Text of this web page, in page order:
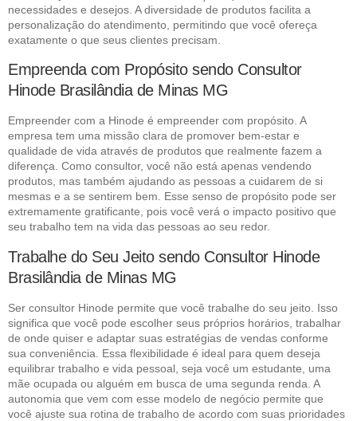
necessidades e desejos. A diversidade de produtos facilita a
personalização do atendimento, permitindo que você ofereça
exatamente o que seus clientes precisam.
Empreenda com Propósito sendo Consultor
Hinode Brasilândia de Minas MG
Empreender com a Hinode é empreender com propósito. A
empresa tem uma missão clara de promover bem-estar e
qualidade de vida através de produtos que realmente fazem a
diferença. Como consultor, você não está apenas vendendo
produtos, mas também ajudando as pessoas a cuidarem de si
mesmas e a se sentirem bem. Esse senso de propósito pode ser
extremamente gratificante, pois você verá o impacto positivo que
seu trabalho tem na vida das pessoas ao seu redor.
Trabalhe do Seu Jeito sendo Consultor Hinode
Brasilândia de Minas MG
Ser consultor Hinode permite que você trabalhe do seu jeito. Isso
significa que você pode escolher seus próprios horários, trabalhar
de onde quiser e adaptar suas estratégias de vendas conforme
sua conveniência. Essa flexibilidade é ideal para quem deseja
equilibrar trabalho e vida pessoal, seja você um estudante, uma
mãe ocupada ou alguém em busca de uma segunda renda. A
autonomia que vem com esse modelo de negócio permite que
você ajuste sua rotina de trabalho de acordo com suas prioridades